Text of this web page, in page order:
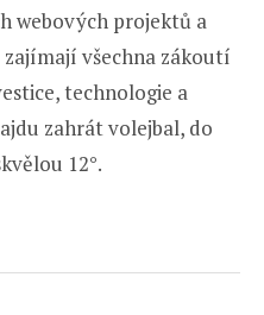
webových projektů a
zajímají všechna zákoutí
technologie a
zahrát volejbal, do
12°.